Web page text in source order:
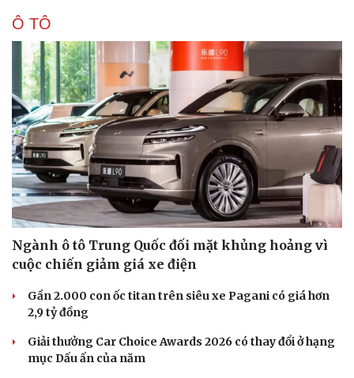
Sức khỏe
Dinh dưỡng - món ngon
Cây thuốc
Sản phụ khoa
Nhi khoa
Nam khoa
Làm đẹp - giảm cân
Phòng mạch online
Ăn sạch sống khỏe
Blog
Tình yêu - Gia đình
Ô TÔ
Ngành ô tô Trung Quốc đối mặt khủng hoảng vì
cuộc chiến giảm giá xe điện
Gần 2.000 con ốc titan trên siêu xe Pagani có giá hơn
2,9 tỷ đồng
Giải thưởng Car Choice Awards 2026 có thay đổi ở hạng
mục Dấu ấn của năm